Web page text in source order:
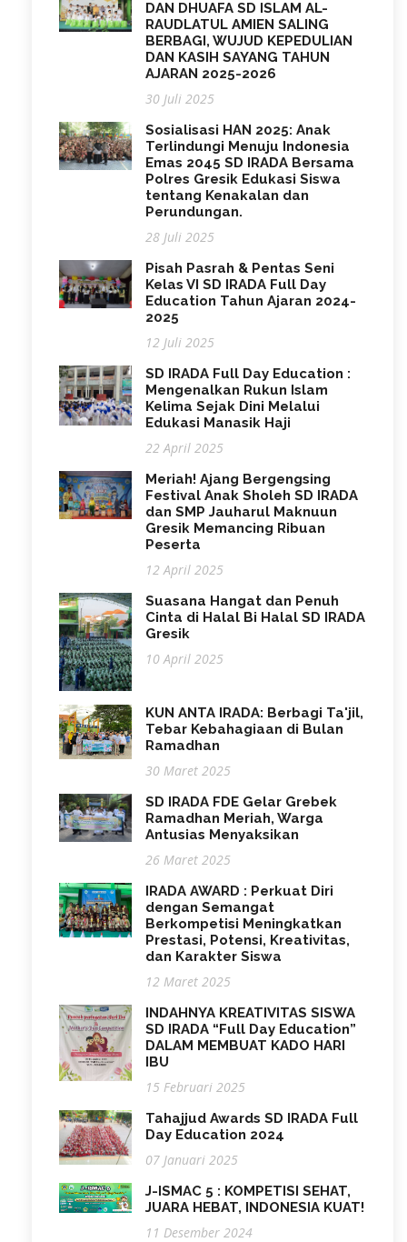
DAN DHUAFA SD ISLAM AL-
RAUDLATUL AMIEN SALING
BERBAGI, WUJUD KEPEDULIAN
DAN KASIH SAYANG TAHUN
AJARAN 2025-2026
30 Juli 2025
Sosialisasi HAN 2025: Anak
Terlindungi Menuju Indonesia
Emas 2045 SD IRADA Bersama
Polres Gresik Edukasi Siswa
tentang Kenakalan dan
Perundungan.
28 Juli 2025
Pisah Pasrah & Pentas Seni
Kelas VI SD IRADA Full Day
Education Tahun Ajaran 2024-
2025
12 Juli 2025
SD IRADA Full Day Education :
Mengenalkan Rukun Islam
Kelima Sejak Dini Melalui
Edukasi Manasik Haji
22 April 2025
Meriah! Ajang Bergengsing
Festival Anak Sholeh SD IRADA
dan SMP Jauharul Maknuun
Gresik Memancing Ribuan
Peserta
12 April 2025
Suasana Hangat dan Penuh
Cinta di Halal Bi Halal SD IRADA
Gresik
10 April 2025
KUN ANTA IRADA: Berbagi Ta'jil,
Tebar Kebahagiaan di Bulan
Ramadhan
30 Maret 2025
SD IRADA FDE Gelar Grebek
Ramadhan Meriah, Warga
Antusias Menyaksikan
26 Maret 2025
IRADA AWARD : Perkuat Diri
dengan Semangat
Berkompetisi Meningkatkan
Prestasi, Potensi, Kreativitas,
dan Karakter Siswa
12 Maret 2025
INDAHNYA KREATIVITAS SISWA
SD IRADA “Full Day Education”
DALAM MEMBUAT KADO HARI
IBU
15 Februari 2025
Tahajjud Awards SD IRADA Full
Day Education 2024
07 Januari 2025
J-ISMAC 5 : KOMPETISI SEHAT,
JUARA HEBAT, INDONESIA KUAT!
11 Desember 2024